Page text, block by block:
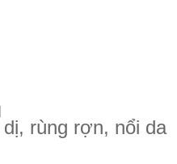
rùng rợn, nổi da